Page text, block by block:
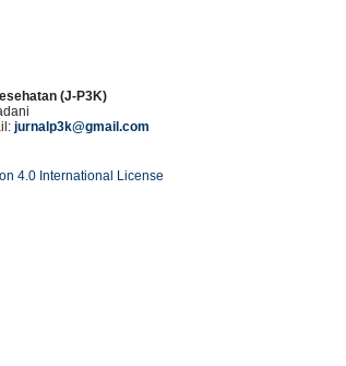
(J-P3K)
jurnalp3k@gmail.com
4.0 International License